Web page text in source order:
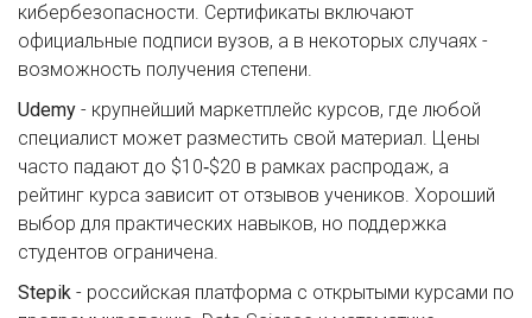
кибербезопасности. Сертификаты включают
официальные подписи вузов, а в некоторых случаях -
возможность получения степени.
Udemy - крупнейший маркетплейс курсов, где любой
специалист может разместить свой материал. Цены
часто падают до $10‑$20 в рамках распродаж, а
рейтинг курса зависит от отзывов учеников. Хороший
выбор для практических навыков, но поддержка
студентов ограничена.
Stepik - российская платформа с открытыми курсами по